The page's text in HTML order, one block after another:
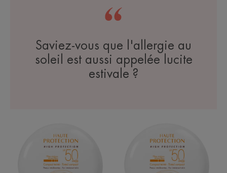
Saviez-vous que l'allergie au
soleil est aussi appelée lucite
estivale ?
protection
Compact
teinté
Sable
protection
Compact
teinté
Doré